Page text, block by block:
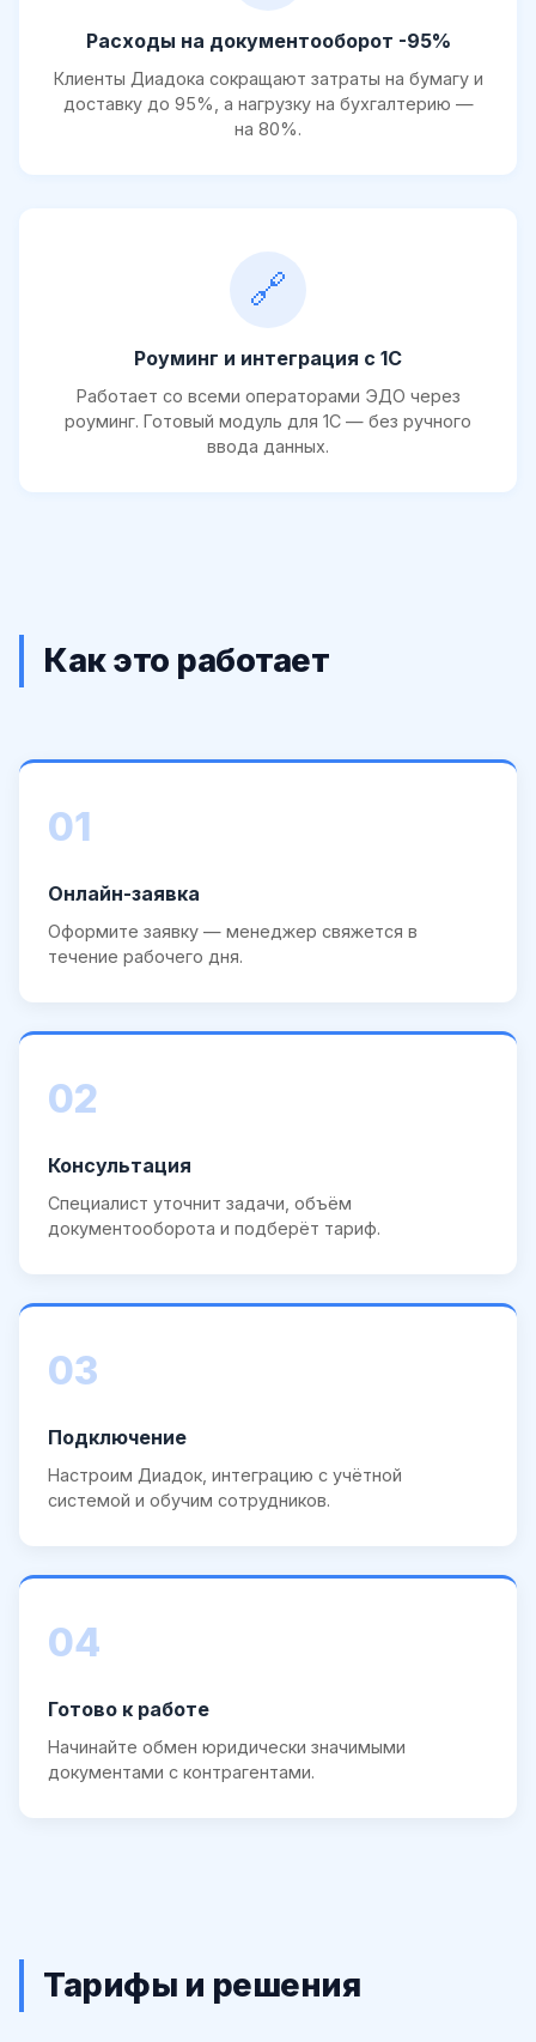
Расходы на документооборот -95%
Клиенты Диадока сокращают затраты на бумагу и
доставку до 95%, а нагрузку на бухгалтерию —
на 80%.
🔗
Роуминг и интеграция с 1С
Работает со всеми операторами ЭДО через
роуминг. Готовый модуль для 1С — без ручного
ввода данных.
Как это работает
01
Онлайн-заявка
Оформите заявку — менеджер свяжется в
течение рабочего дня.
02
Консультация
Специалист уточнит задачи, объём
документооборота и подберёт тариф.
03
Подключение
Настроим Диадок, интеграцию с учётной
системой и обучим сотрудников.
04
Готово к работе
Начинайте обмен юридически значимыми
документами с контрагентами.
Тарифы и решения